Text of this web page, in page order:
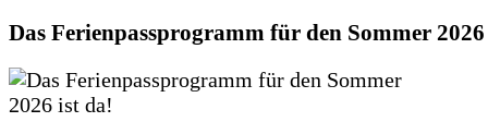
Das Ferienpassprogramm für den Sommer